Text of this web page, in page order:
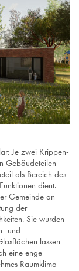
Je zwei Krippen-
Gebäudeteilen
als Bereich des
dient.
Gemeinde an
der
Sie wurden
und
lassen
eine enge
Raumklima